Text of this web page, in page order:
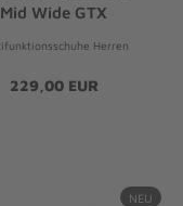
Mid Wide GTX
Herren
229,00 EUR
NEU